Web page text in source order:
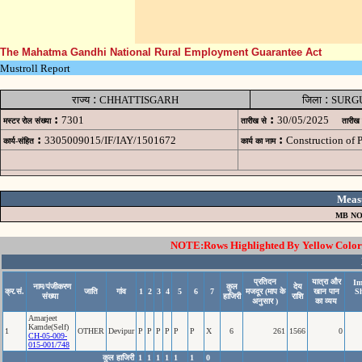
The Mahatma Gandhi National Rural Employment Guarantee Act
Mustroll Report
राज्य: CHHATTISGARH जिला:
मस्टर रोल संख्या : 7301 तारीख से : 30/05/2025 तारीख
कार्य-संहित : 3305009015/IF/IAY/1501672 कार्य का नाम : Construction of
MB
NOTE:Rows Highlighted By Yellow
क्र.सं.
नाम/पंजीकरण
संख्या
जाति गांव 1 2 3 4 5 6 7
कुल
हाजिरी
प्रतिदन
मजदूर (माप के
अनुसार )
देय
राशि
यात्रा और
खान पान
का व्यय
1
Amarjeet
Kamde(Self)
CH-05-009-
015-001/748
OTHER Devipur P P P P P P X 6 261 1566 0
कुल हाजिरी 1 1 1 1 1 1 0